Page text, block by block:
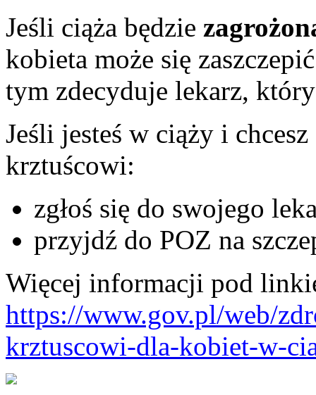
Jeśli ciąża będzie
kobieta może się
tym zdecyduje lekarz,
Jeśli jesteś w ciąży i
krztuścowi:
zgłoś się do swojego
przyjdź do POZ na
Więcej informacji pod
https://www.gov.pl/web/
krztuscowi-dla-kobiet-w-